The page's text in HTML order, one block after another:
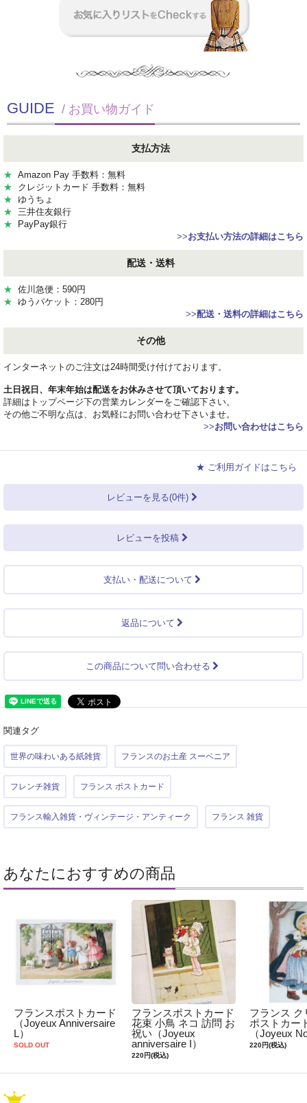
GUIDE / お買い物ガイド
支払方法
★ Amazon Pay 手数料：無料
★ クレジットカード 手数料：無料
★ ゆうちょ
★ 三井住友銀行
★ PayPay銀行
>>お支払い方法の詳細はこちら
配送・送料
★ 佐川急便：590円
★ ゆうパケット：280円
>>配送・送料の詳細はこちら
その他
インターネットのご注文は24時間受け付けております。
土日祝日、年末年始は配送をお休みさせて頂いております。
詳細はトップページ下の営業カレンダーをご確認下さい。
その他ご不明な点は、お気軽にお問い合わせ下さいませ。
>>お問い合わせはこちら
★ ご利用ガイドはこちら
レビューを見る(0件)
レビューを投稿
支払い・配送について
返品について
この商品について問い合わせる
関連タグ
世界の味わいある紙雑貨 フランスのお土産 スーベニア
フレンチ雑貨 フランス ポストカード
フランス輸入雑貨・ヴィンテージ・アンティーク フランス 雑貨
あなたにおすすめの商品
フランスポストカード
（Joyeux Anniversaire
L）
SOLD OUT
フランスポストカード
花束 小鳥 ネコ 訪問 お
祝い（Joyeux
anniversaire I）
220円(税込)
フランス ク
ポストカー
（Joyeux
220円(税込)